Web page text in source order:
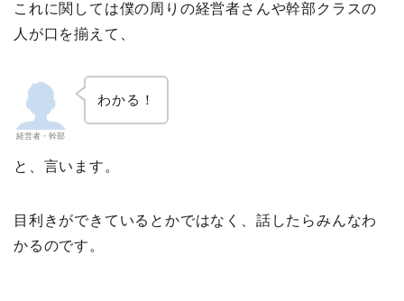
これに関しては僕の周りの経営者さんや幹部クラスの
人が口を揃えて、
経営者・幹部
わかる！
と、言います。
目利きができているとかではなく、話したらみんなわ
かるのです。